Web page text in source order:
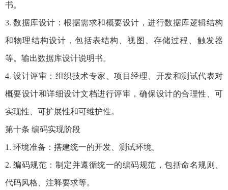
书。
3. 数据库设计：根据需求和概要设计，进行数据库逻辑结构
和物理结构设计，包括表结构、视图、存储过程、触发器
等。输出数据库设计说明书。
4. 设计评审：组织技术专家、项目经理、开发和测试代表对
概要设计和详细设计文档进行评审，确保设计的合理性、可
实现性、可扩展性和可维护性。
第十条 编码实现阶段
1. 环境准备：搭建统一的开发、测试环境。
2. 编码规范：制定并遵循统一的编码规范，包括命名规则、
代码风格、注释要求等。